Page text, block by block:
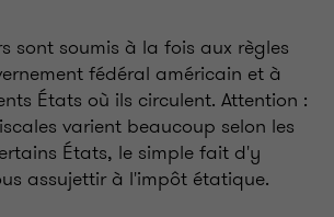
sont soumis à la fois aux règles
fédéral américain et à
États où ils circulent. Attention :
varient beaucoup selon les
États, le simple fait d'y
assujettir à l'impôt étatique.